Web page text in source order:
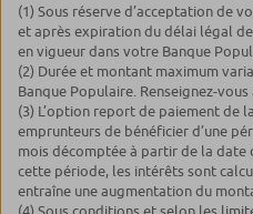
(1) Sous réserve d’acceptation de
et après expiration du délai légal
en vigueur dans votre Banque
(2) Durée et montant maximum
Banque Populaire. Renseignez-
(3) L’option report de paiement de
emprunteurs de bénéficier d’une
mois décomptée à partir de la date
cette période, les intérêts sont
entraîne une augmentation du
(4) Sous conditions et selon les